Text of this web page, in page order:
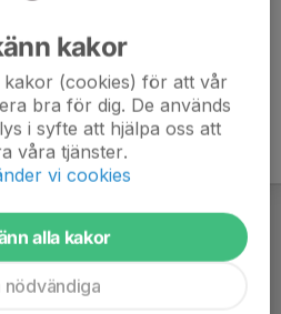
kakor
kakor (cookies) för att vår
bra för dig. De används
i syfte att hjälpa oss att
våra tjänster.
vi cookies
alla kakor
nödvändiga